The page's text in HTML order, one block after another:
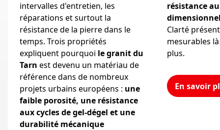
intervalles d'entretien, les
réparations et surtout la
résistance de la pierre dans le
temps. Trois propriétés
expliquent pourquoi le granit du
Tarn est devenu un matériau de
référence dans de nombreux
projets urbains européens : une
faible porosité, une résistance
aux cycles de gel-dégel et une
durabilité mécanique
résistance
Clarté
mesurables
plus.
En savoir